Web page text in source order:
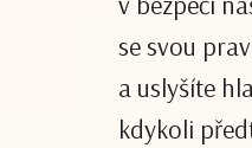
se svou
a uslyšíte
kdykoli